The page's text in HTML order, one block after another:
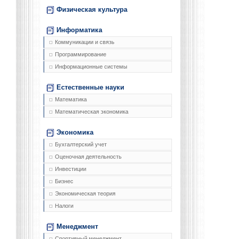
Физическая культура
Информатика
Коммуникации и связь
Программирование
Информационные системы
Естественные науки
Математика
Математическая экономика
Экономика
Бухгалтерский учет
Оценочная деятельность
Инвестиции
Бизнес
Экономическая теория
Налоги
Менеджмент